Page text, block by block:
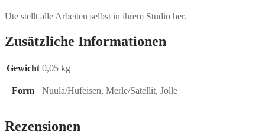
Ute stellt alle Arbeiten selbst in ihrem Studio her.
Zusätzliche Informationen
Gewicht 0,05 kg
Form Nuula/Hufeisen, Merle/Satellit, Jolle
Rezensionen